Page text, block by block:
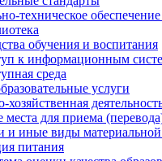
техническое
обучения и воспитания
к информационным
среда
услуги
места для приема
и иные виды
питания